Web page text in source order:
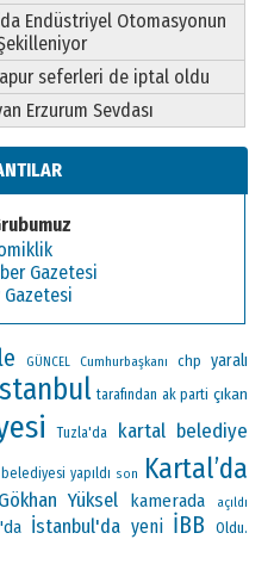
Endüstriyel Otomasyonun
seferleri de iptal oldu
Erzurum Sevdası
Gazetesi
Gazetesi
GÜNCEL Cumhurbaşkanı chp yaralı
tarafından ak parti çıkan
Tuzla'da
kartal belediye
belediyesi yapıldı son Kartal’da
Gökhan Yüksel kamerada açıldı
İstanbul'da yeni İBB Oldu.